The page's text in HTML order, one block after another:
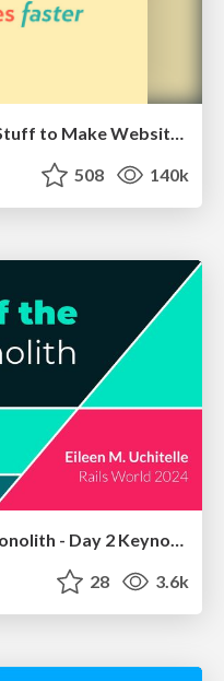
Let's Do A Bunch of Simple Stuff to Make Websites Faster
508 140k
The Myth of the Modular Monolith - Day 2 Keynote - Rails World 2024
28 3.6k